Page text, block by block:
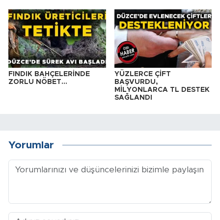
FINDIK BAHÇELERİNDE
ZORLU NÖBET…
YÜZLERCE ÇİFT
BAŞVURDU,
MİLYONLARCA TL DESTEK
SAĞLANDI
Yorumlar